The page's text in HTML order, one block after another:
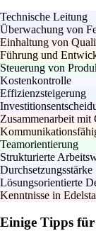
Technische Leitung
Überwachung von
Einhaltung von
Führung und
Steuerung von
Kostenkontrolle
Effizienzsteigerung
Zusammenarbeit mit
Teamorientierung
Strukturierte
Durchsetzungsstärke
Lösungsorientierte
Kenntnisse in
Einige Tipps